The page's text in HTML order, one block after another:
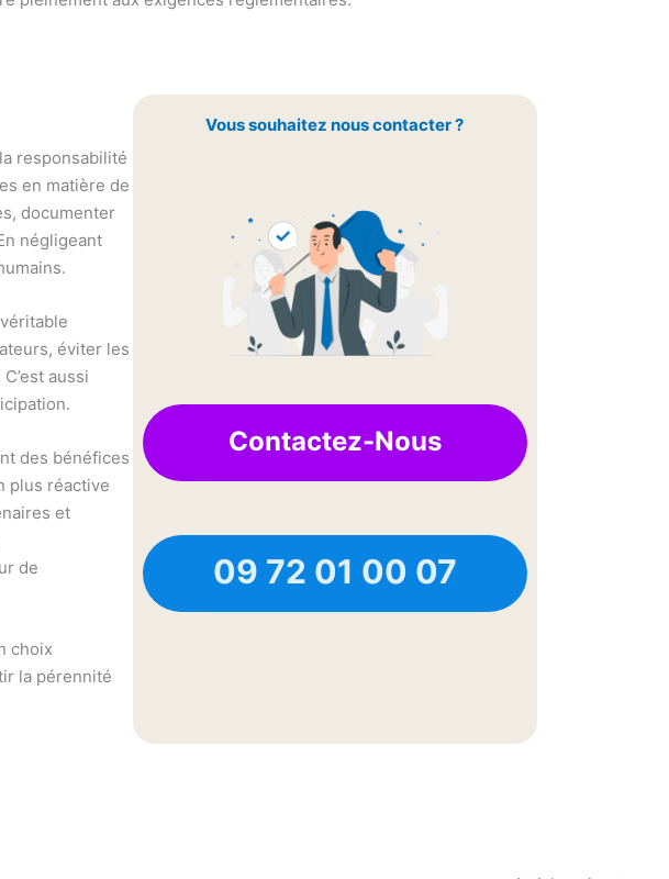
responsabilité
en matière de
documenter
négligeant
éviter les
aussi
des bénéfices
plus réactive
et
de
choix
la pérennité
Vous souhaitez nous contacter ?
Contactez-Nous
09 72 01 00 07